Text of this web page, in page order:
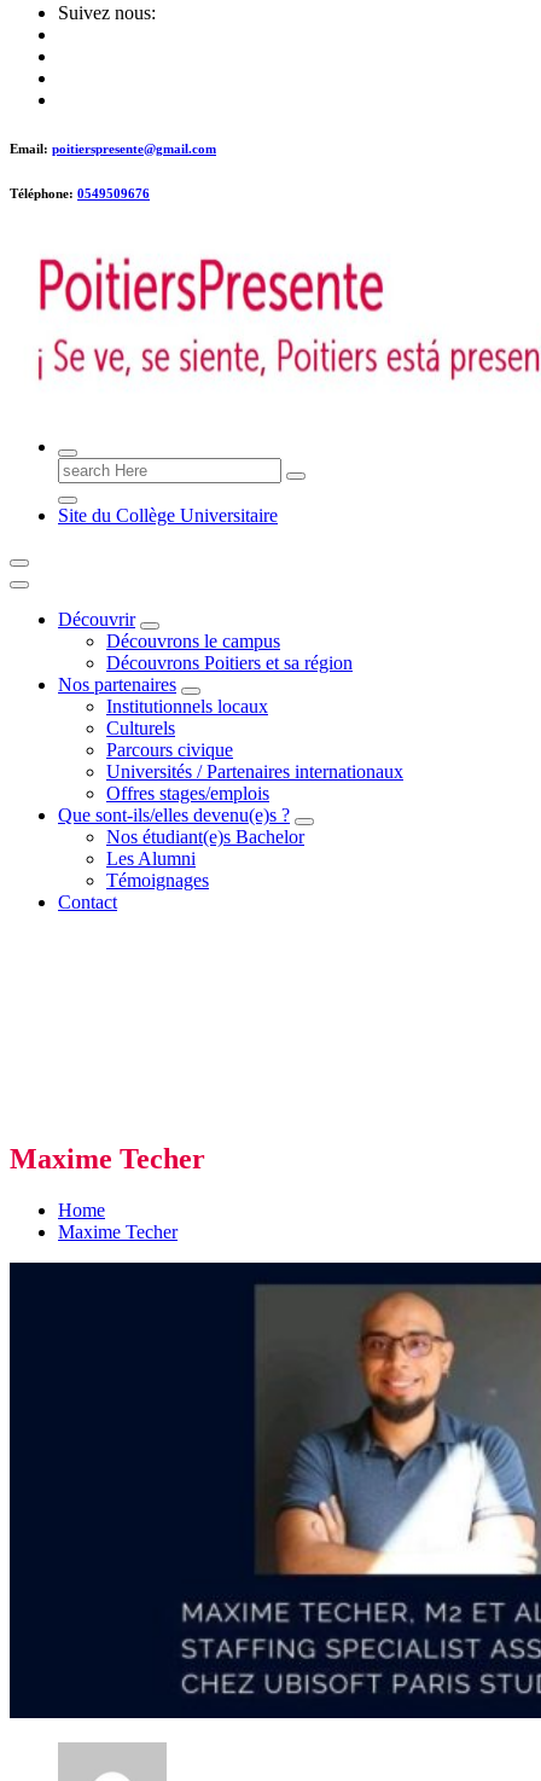
Suivez nous:
Email: poitierspresente@gmail.com
Téléphone: 0549509676
Poitiers presente !
Search
for:
Site du Collège Universitaire
Découvrir
Découvrons le campus
Découvrons Poitiers et sa région
Nos partenaires
Institutionnels locaux
Culturels
Parcours civique
Universités / Partenaires internationaux
Offres stages/emplois
Que sont-ils/elles devenu(e)s ?
Nos étudiant(e)s Bachelor
Les Alumni
Témoignages
Contact
Maxime Techer
Home
Maxime Techer